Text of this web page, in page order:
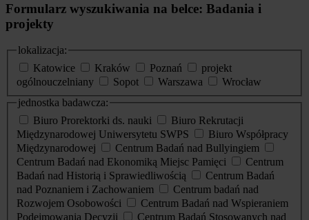
Formularz wyszukiwania na belce: Badania i
projekty
lokalizacja:
Katowice
Kraków Poznań
projekt
ogólnouczelniany
Sopot Warszawa
Wrocław
jednostka badawcza:
Biuro Prorektorki ds. nauki
Biuro Rekrutacji
Międzynarodowej Uniwersytetu SWPS
Biuro Współpracy
Międzynarodowej
Centrum Badań nad Bullyingiem
Centrum Badań nad Ekonomiką Miejsc Pamięci
Centrum
Badań nad Historią i Sprawiedliwością
Centrum Badań
nad Poznaniem i Zachowaniem
Centrum badań nad
Rozwojem Osobowości
Centrum Badań nad Wspieraniem
Podejmowania Decyzji
Centrum Badań Stosowanych nad